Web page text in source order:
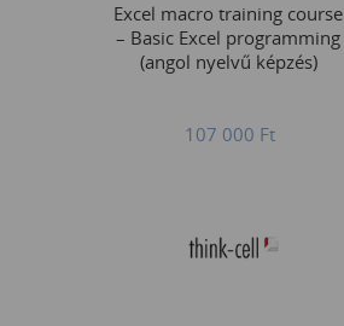
Excel macro training course
– Basic Excel programming
(angol nyelvű képzés)
107 000 Ft